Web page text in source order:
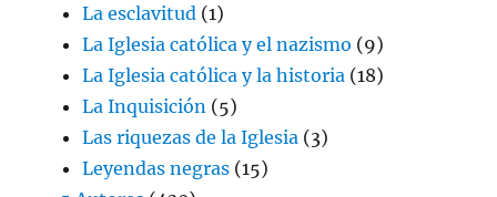
La esclavitud (1)
La Iglesia católica y el nazismo (9)
La Iglesia católica y la historia (18)
La Inquisición (5)
Las riquezas de la Iglesia (3)
Leyendas negras (15)